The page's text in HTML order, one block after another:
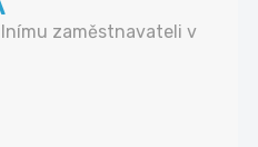
zaměstnavateli v